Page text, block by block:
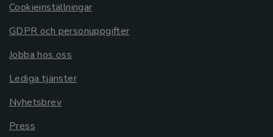
Cookieinställningar
GDPR och personuppgifter
Jobba hos oss
Lediga tjänster
Nyhetsbrev
Press